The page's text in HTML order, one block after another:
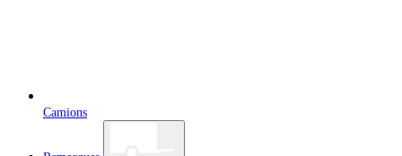
Camions